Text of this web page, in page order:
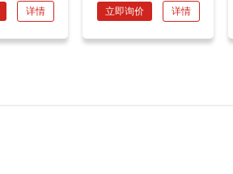
详情
立即询价
详情